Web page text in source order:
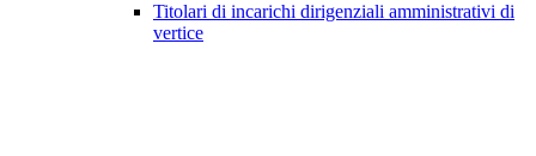
Titolari di incarichi dirigenziali amministrativi di
vertice